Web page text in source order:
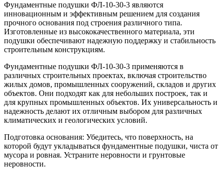
Фундаментные подушки ФЛ-10-30-3 являются
инновационным и эффективным решением для создания
прочного основания под строения различного типа.
Изготовленные из высококачественного материала, эти
подушки обеспечивают надежную поддержку и стабильность
строительным конструкциям.
Фундаментные подушки ФЛ-10-30-3 применяются в
различных строительных проектах, включая строительство
жилых домов, промышленных сооружений, складов и других
объектов. Они подходят как для небольших построек, так и
для крупных промышленных объектов. Их универсальность и
надежность делают их отличным выбором для различных
климатических и геологических условий.
Подготовка основания: Убедитесь, что поверхность, на
которой будут укладываться фундаментные подушки, чиста от
мусора и ровная. Устраните неровности и грунтовые
неровности.